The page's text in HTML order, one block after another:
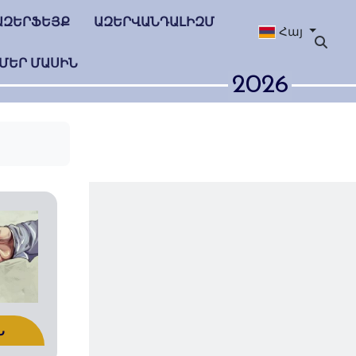
ԱԶԵՐՎԱՆԴԱԼԻԶՄ
ՄԱՍԻՆ
Հայ
2026